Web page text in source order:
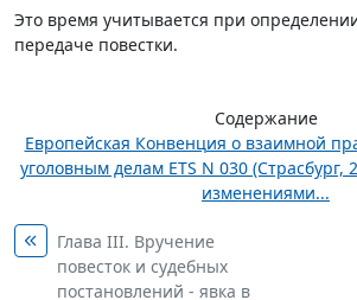
Это время учитывается при
передаче повестки.
Содержание
Европейская Конвенция о взаимной
уголовным делам ETS N 030 (Страсбург,
изменениями...
Глава III. Вручение
повесток и судебных
постановлений - явка в